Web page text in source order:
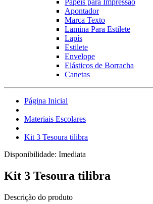
Papéis para Impressão
Apontador
Marca Texto
Lamina Para Estilete
Lapís
Estilete
Envelope
Elásticos de Borracha
Canetas
Página Inicial
Materiais Escolares
Kit 3 Tesoura tilibra
Disponibilidade: Imediata
Kit 3 Tesoura tilibra
Descrição do produto